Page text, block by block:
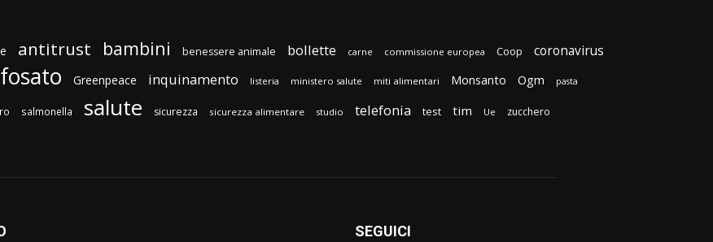
antitrust bambini benessere animale bollette carne commissione europea Coop coronavirus
Greenpeace inquinamento listeria ministero salute miti alimentari Monsanto Ogm pasta
salmonella salute sicurezza sicurezza alimentare studio telefonia test tim Ue zucchero
SEGUICI